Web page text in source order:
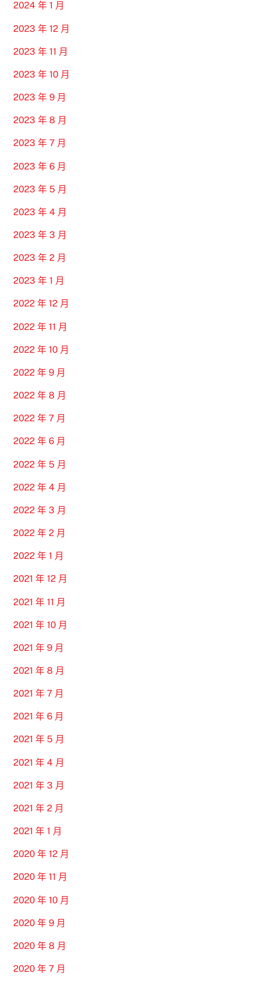
2024 年 1 月
2023 年 12 月
2023 年 11 月
2023 年 10 月
2023 年 9 月
2023 年 8 月
2023 年 7 月
2023 年 6 月
2023 年 5 月
2023 年 4 月
2023 年 3 月
2023 年 2 月
2023 年 1 月
2022 年 12 月
2022 年 11 月
2022 年 10 月
2022 年 9 月
2022 年 8 月
2022 年 7 月
2022 年 6 月
2022 年 5 月
2022 年 4 月
2022 年 3 月
2022 年 2 月
2022 年 1 月
2021 年 12 月
2021 年 11 月
2021 年 10 月
2021 年 9 月
2021 年 8 月
2021 年 7 月
2021 年 6 月
2021 年 5 月
2021 年 4 月
2021 年 3 月
2021 年 2 月
2021 年 1 月
2020 年 12 月
2020 年 11 月
2020 年 10 月
2020 年 9 月
2020 年 8 月
2020 年 7 月